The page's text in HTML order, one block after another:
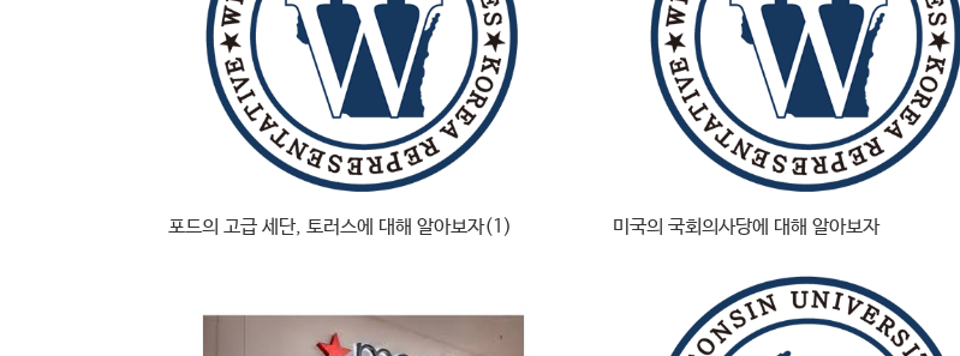
포드의 고급 세단, 토러스에 대해 알아보자(1) 미국의 국회의사당에 대해 알아보자